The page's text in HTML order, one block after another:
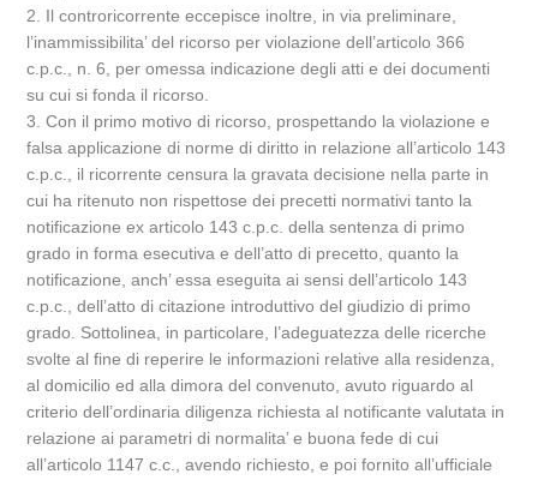
2. Il controricorrente eccepisce inoltre, in via preliminare,
l’inammissibilita’ del ricorso per violazione dell’articolo 366
c.p.c., n. 6, per omessa indicazione degli atti e dei documenti
su cui si fonda il ricorso.
3. Con il primo motivo di ricorso, prospettando la violazione e
falsa applicazione di norme di diritto in relazione all’articolo 143
c.p.c., il ricorrente censura la gravata decisione nella parte in
cui ha ritenuto non rispettose dei precetti normativi tanto la
notificazione ex articolo 143 c.p.c. della sentenza di primo
grado in forma esecutiva e dell’atto di precetto, quanto la
notificazione, anch’ essa eseguita ai sensi dell’articolo 143
c.p.c., dell’atto di citazione introduttivo del giudizio di primo
grado. Sottolinea, in particolare, l’adeguatezza delle ricerche
svolte al fine di reperire le informazioni relative alla residenza,
al domicilio ed alla dimora del convenuto, avuto riguardo al
criterio dell’ordinaria diligenza richiesta al notificante valutata in
relazione ai parametri di normalita’ e buona fede di cui
all’articolo 1147 c.c., avendo richiesto, e poi fornito all’ufficiale